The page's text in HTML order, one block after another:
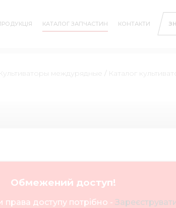
КАТАЛОГ ЗАПЧАСТИН КОНТАКТИ
междурядные / Каталог
Обмежений доступ!
доступу потрібно -